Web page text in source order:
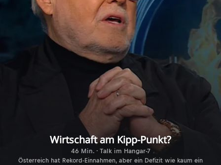
Wirtschaft am Kipp-Punkt?
46 Min. · Talk im Hangar-7
Österreich hat Rekord-Einnahmen, aber ein Defizit wie kaum ein